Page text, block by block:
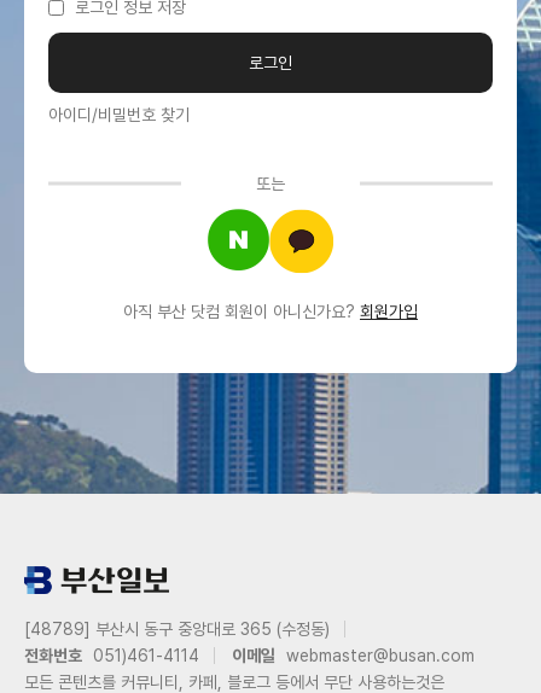
로그인 정보 저장
아이디/비밀번호 찾기
또는
아직 부산 닷컴 회원이 아니신가요? 회원가입
[48789] 부산시 동구 중앙대로 365 (수정동)
전화번호
051)461-4114 이메일
webmaster@busan.com
모든 콘텐츠를 커뮤니티, 카페, 블로그 등에서 무단 사용하는것은